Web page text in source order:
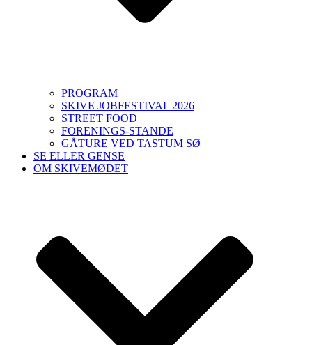
PROGRAM
SKIVE JOBFESTIVAL 2026
STREET FOOD
FORENINGS-STANDE
GÅTURE VED TASTUM SØ
SE ELLER GENSE
OM SKIVEMØDET